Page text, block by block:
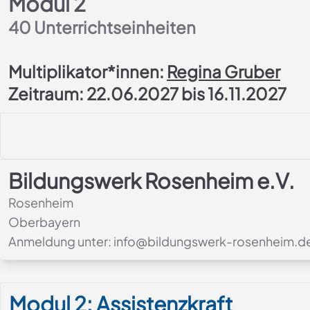
40 Unterrichtseinheiten
Multiplikator*innen: Regina Gruber
Zeitraum: 22.06.2027 bis 16.11.2027
Bildungswerk Rosenheim e.V.
Rosenheim
Oberbayern
Anmeldung unter: info@bildungswerk-
Modul 2: Assistenzkraft